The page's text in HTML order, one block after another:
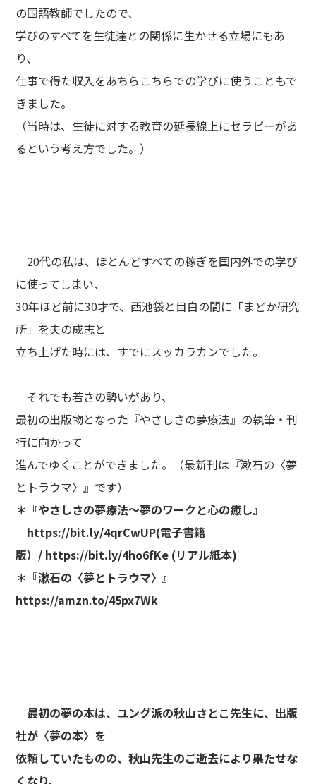
の国語教師でしたので、
学びのすべてを生徒達との関係に生かせる立場にもあ
り、
仕事で得た収入をあちらこちらでの学びに使うこともで
きました。
（当時は、生徒に対する教育の延長線上にセラピーがあ
るという考え方でした。）
20代の私は、ほとんどすべての稼ぎを国内外での学び
に使ってしまい、
30年ほど前に30才で、西池袋と目白の間に「まどか研究
所」を夫の成志と
立ち上げた時には、すでにスッカラカンでした。
それでも若さの勢いがあり、
最初の出版物となった『やさしさの夢療法』の執筆・刊
行に向かって
進んでゆくことができました。（最新刊は『漱石の〈夢
とトラウマ〉』です）
＊『やさしさの夢療法～夢のワークと心の癒し』
https://bit.ly/4qrCwUP(電子書籍
版）/ https://bit.ly/4ho6fKe (リアル紙本)
＊『漱石の〈夢とトラウマ〉』
https://amzn.to/45px7Wk
最初の夢の本は、ユング派の秋山さとこ先生に、出版
社が〈夢の本〉を
依頼していたものの、秋山先生のご逝去により果たせな
くなり、